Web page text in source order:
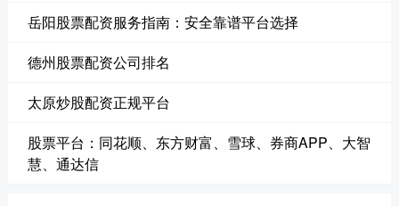
岳阳股票配资服务指南：安全靠谱平台选择
德州股票配资公司排名
太原炒股配资正规平台
股票平台：同花顺、东方财富、雪球、券商APP、大智
慧、通达信